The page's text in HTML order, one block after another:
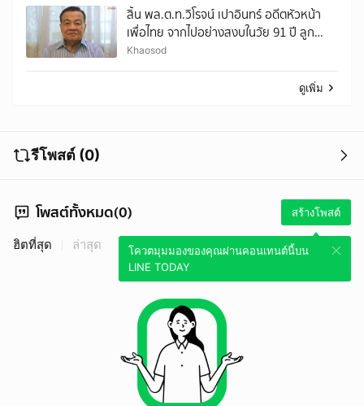
สิ้น พล.ต.ท.วิโรจน์ เปาอินทร์ อดีตหัวหน้า
เพื่อไทย จากไปอย่างสงบในวัย 91 ปี ลูก
พรรคโพสต์อาลัย
Khaosod
ดูเพิ่ม
รีโพสต์ (0)
โพสต์ทั้งหมด(0) สร้างโพสต์
โควตมุมมองของคุณผ่านคอนเทนต์นี้บน
LINE TODAY
ฮิตที่สุด ล่าสุด